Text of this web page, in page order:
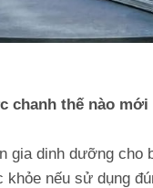
chanh thế nào
gia dinh dưỡng cho
khỏe nếu sử dụng